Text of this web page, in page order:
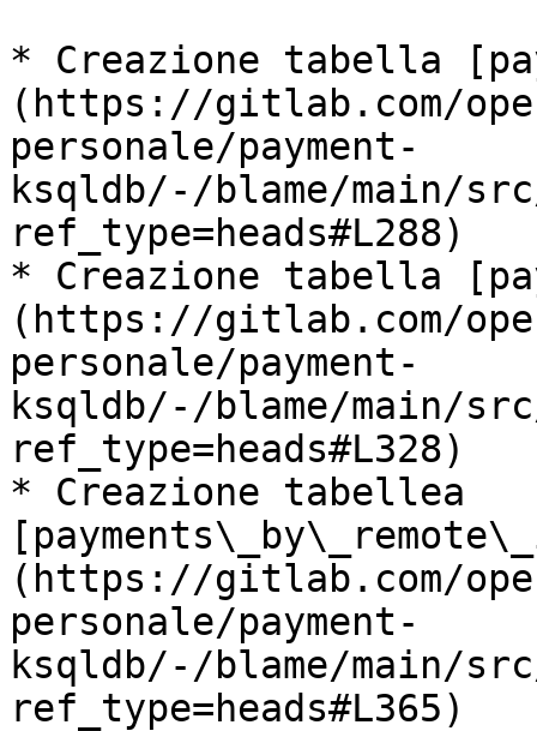
* Creazione tabella
(https://gitlab.com/
personale/payment-
ksqldb/-/blame/main/
ref_type=heads#L288)
* Creazione tabella
(https://gitlab.com/
personale/payment-
ksqldb/-/blame/main/
ref_type=heads#L328)
* Creazione tabellea
(https://gitlab.com/
personale/payment-
ksqldb/-/blame/main/
ref_type=heads#L365)